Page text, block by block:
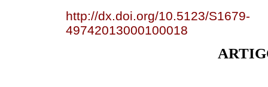
http://dx.doi.org/10.5123/S1679-
49742013000100018